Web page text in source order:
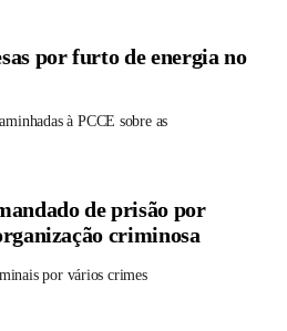
por furto de energia no
à PCCE sobre as
de prisão por
criminosa
por vários crimes